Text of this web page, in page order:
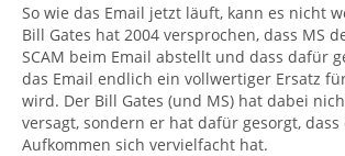
So wie das Email jetzt läuft, kann es nicht
Bill Gates hat 2004 versprochen, dass MS
SCAM beim Email abstellt und dass dafür
das Email endlich ein vollwertiger Ersatz
wird. Der Bill Gates (und MS) hat dabei
versagt, sondern er hat dafür gesorgt, dass
Aufkommen sich vervielfacht hat.